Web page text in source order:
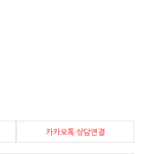
카카오톡 상담연결